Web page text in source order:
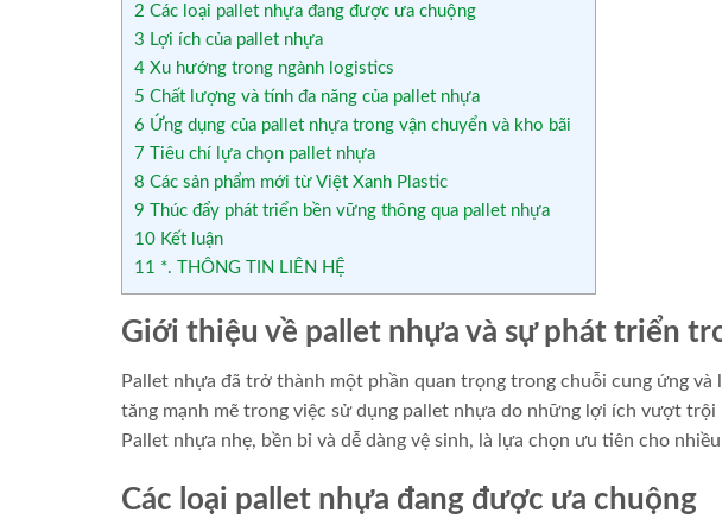
2 Các loại pallet nhựa đang được ưa chuộng
3 Lợi ích của pallet nhựa
4 Xu hướng trong ngành logistics
5 Chất lượng và tính đa năng của pallet nhựa
6 Ứng dụng của pallet nhựa trong vận chuyển và kho bãi
7 Tiêu chí lựa chọn pallet nhựa
8 Các sản phẩm mới từ Việt Xanh Plastic
9 Thúc đẩy phát triển bền vững thông qua pallet nhựa
10 Kết luận
11 *. THÔNG TIN LIÊN HỆ
Giới thiệu về pallet nhựa và sự phát triển
Pallet nhựa đã trở thành một phần quan trọng trong chuỗi cung ứng và
tăng mạnh mẽ trong việc sử dụng pallet nhựa do những lợi ích vượt trội
Pallet nhựa nhẹ, bền bỉ và dễ dàng vệ sinh, là lựa chọn ưu tiên cho
Các loại pallet nhựa đang được ưa chuộng